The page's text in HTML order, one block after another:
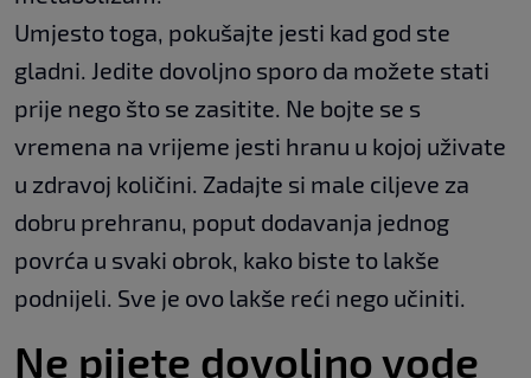
Umjesto toga, pokušajte jesti kad god ste
gladni. Jedite dovoljno sporo da možete stati
prije nego što se zasitite. Ne bojte se s
vremena na vrijeme jesti hranu u kojoj uživate
u zdravoj količini. Zadajte si male ciljeve za
dobru prehranu, poput dodavanja jednog
povrća u svaki obrok, kako biste to lakše
podnijeli. Sve je ovo lakše reći nego učiniti.
Ne pijete dovoljno vode